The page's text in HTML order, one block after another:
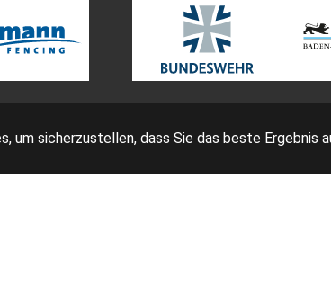
um sicherzustellen, dass Sie das beste Ergebnis